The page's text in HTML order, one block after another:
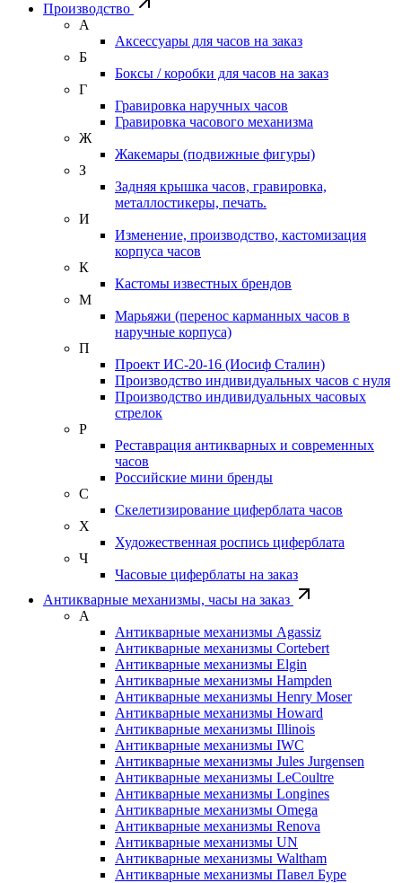
Производство
А
Аксессуары для часов на заказ
Б
Боксы / коробки для часов на заказ
Г
Гравировка наручных часов
Гравировка часового механизма
Ж
Жакемары (подвижные фигуры)
З
Задняя крышка часов, гравировка,
металлостикеры, печать.
И
Изменение, производство, кастомизация
корпуса часов
К
Кастомы известных брендов
М
Марьяжи (перенос карманных часов в
наручные корпуса)
П
Проект ИС-20-16 (Иосиф Сталин)
Производство индивидуальных часов с нуля
Производство индивидуальных часовых
стрелок
Р
Реставрация антикварных и современных
часов
Российские мини бренды
С
Скелетизирование циферблата часов
Х
Художественная роспись циферблата
Ч
Часовые циферблаты на заказ
Антикварные механизмы, часы на заказ
А
Антикварные механизмы Agassiz
Антикварные механизмы Cortebert
Антикварные механизмы Elgin
Антикварные механизмы Hampden
Антикварные механизмы Henry Moser
Антикварные механизмы Howard
Антикварные механизмы Illinois
Антикварные механизмы IWC
Антикварные механизмы Jules Jurgensen
Антикварные механизмы LeCoultre
Антикварные механизмы Longines
Антикварные механизмы Omega
Антикварные механизмы Renova
Антикварные механизмы UN
Антикварные механизмы Waltham
Антикварные механизмы Павел Буре